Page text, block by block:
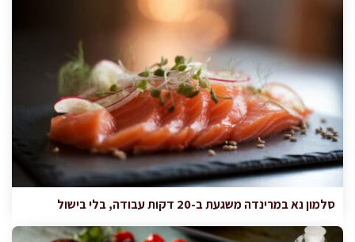
סלמון נא במרינדה משגעת ב-20 דקות עבודה, בלי בישול